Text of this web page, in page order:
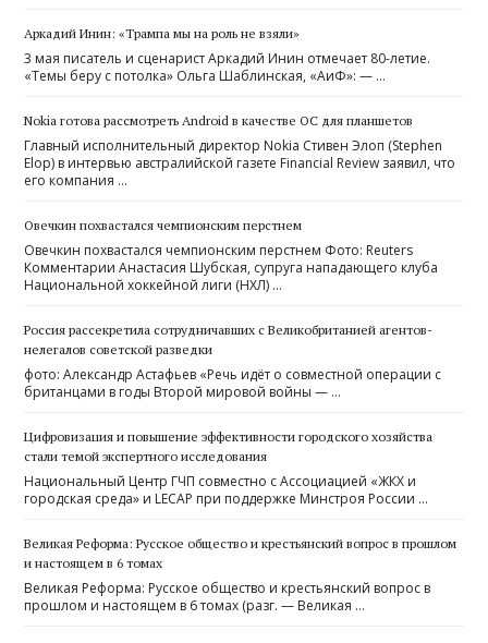
Аркадий Инин: «Трампа мы на роль не взяли»
3 мая писатель и сценарист Аркадий Инин отмечает 80-летие.
«Темы беру с потолка» Ольга Шаблинская, «АиФ»: — …
Nokia готова рассмотреть Android в качестве ОС для планшетов
Главный исполнительный директор Nokia Стивен Элоп (Stephen
Elop) в интервью австралийской газете Financial Review заявил, что
его компания …
Овечкин похвастался чемпионским перстнем
Овечкин похвастался чемпионским перстнем Фото: Reuters
Комментарии Анастасия Шубская, супруга нападающего клуба
Национальной хоккейной лиги (НХЛ) …
Россия рассекретила сотрудничавших с Великобританией агентов-
нелегалов советской разведки
фото: Александр Астафьев «Речь идёт о совместной операции с
британцами в годы Второй мировой войны — …
Цифровизация и повышение эффективности городского хозяйства
стали темой экспертного исследования
Национальный Центр ГЧП совместно с Ассоциацией «ЖКХ и
городская среда» и LECAP при поддержке Минстроя России …
Великая Реформа: Русское общество и крестьянский вопрос в прошлом
и настоящем в 6 томах
Великая Реформа: Русское общество и крестьянский вопрос в
прошлом и настоящем в 6 томах (разг. — Великая …